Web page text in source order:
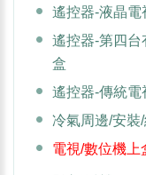
遙控器-液晶電
遙控器-第四台
盒
遙控器-傳統電
冷氣周邊/安裝
電視/數位機上